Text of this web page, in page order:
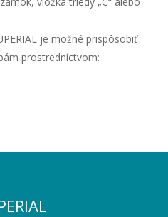
je možné prispôsobiť
prostredníctvom: